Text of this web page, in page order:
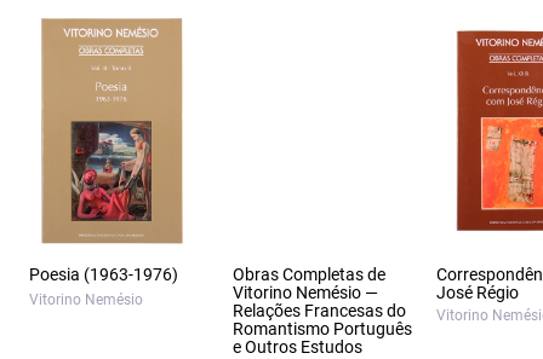
Poesia (1963-1976)
Vitorino Nemésio
Obras Completas de
Vitorino Nemésio —
Relações Francesas do
Romantismo Português
e Outros Estudos
José Régio
Vitorino